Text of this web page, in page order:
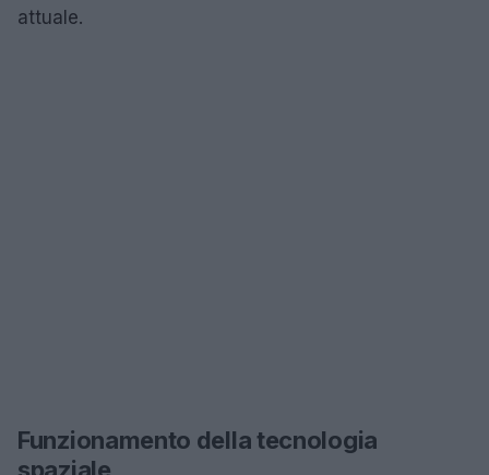
attuale.
Funzionamento della tecnologia
spaziale